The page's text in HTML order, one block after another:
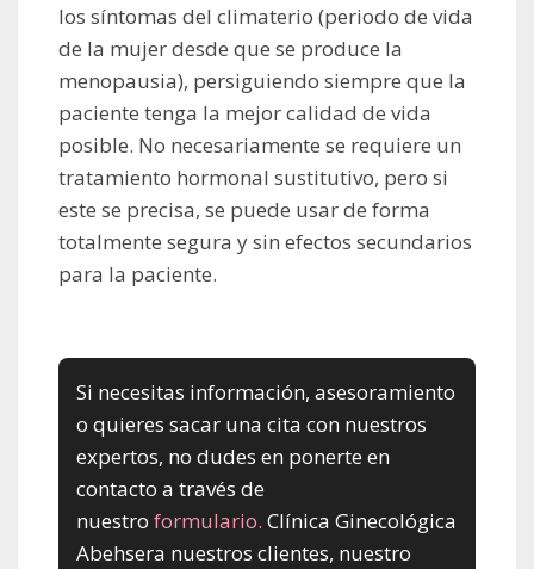
los síntomas del climaterio (periodo de vida
de la mujer desde que se produce la
menopausia), persiguiendo siempre que la
paciente tenga la mejor calidad de vida
posible. No necesariamente se requiere un
tratamiento hormonal sustitutivo, pero si
este se precisa, se puede usar de forma
totalmente segura y sin efectos secundarios
para la paciente.
Si necesitas información, asesoramiento
o quieres sacar una cita con nuestros
expertos, no dudes en ponerte en
contacto a través de
nuestro formulario. Clínica Ginecológica
Abehsera nuestros clientes, nuestro